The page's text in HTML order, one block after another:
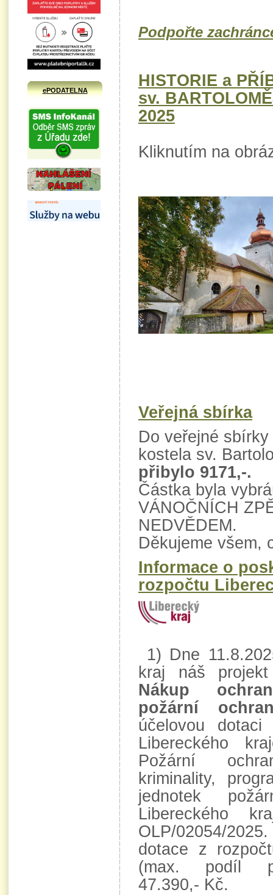
ePODATELNA
Podpořte
HISTORIE a
sv.
2025
Kliknutím na
Veřejná sbírka
Do veřejné sbírky
kostela sv.
přibylo 9171,-.
Částka byla
VÁNOČNÍCH
NEDVĚDEM.
Děkujeme
Informace o
rozpočtu
1) Dne
kraj náš
Nákup
požární
účelovou
Libereckého
Požární
kriminality,
jednotek
Libereckého
OLP/02054/
dotace z
(max. podíl
47.390,- Kč.